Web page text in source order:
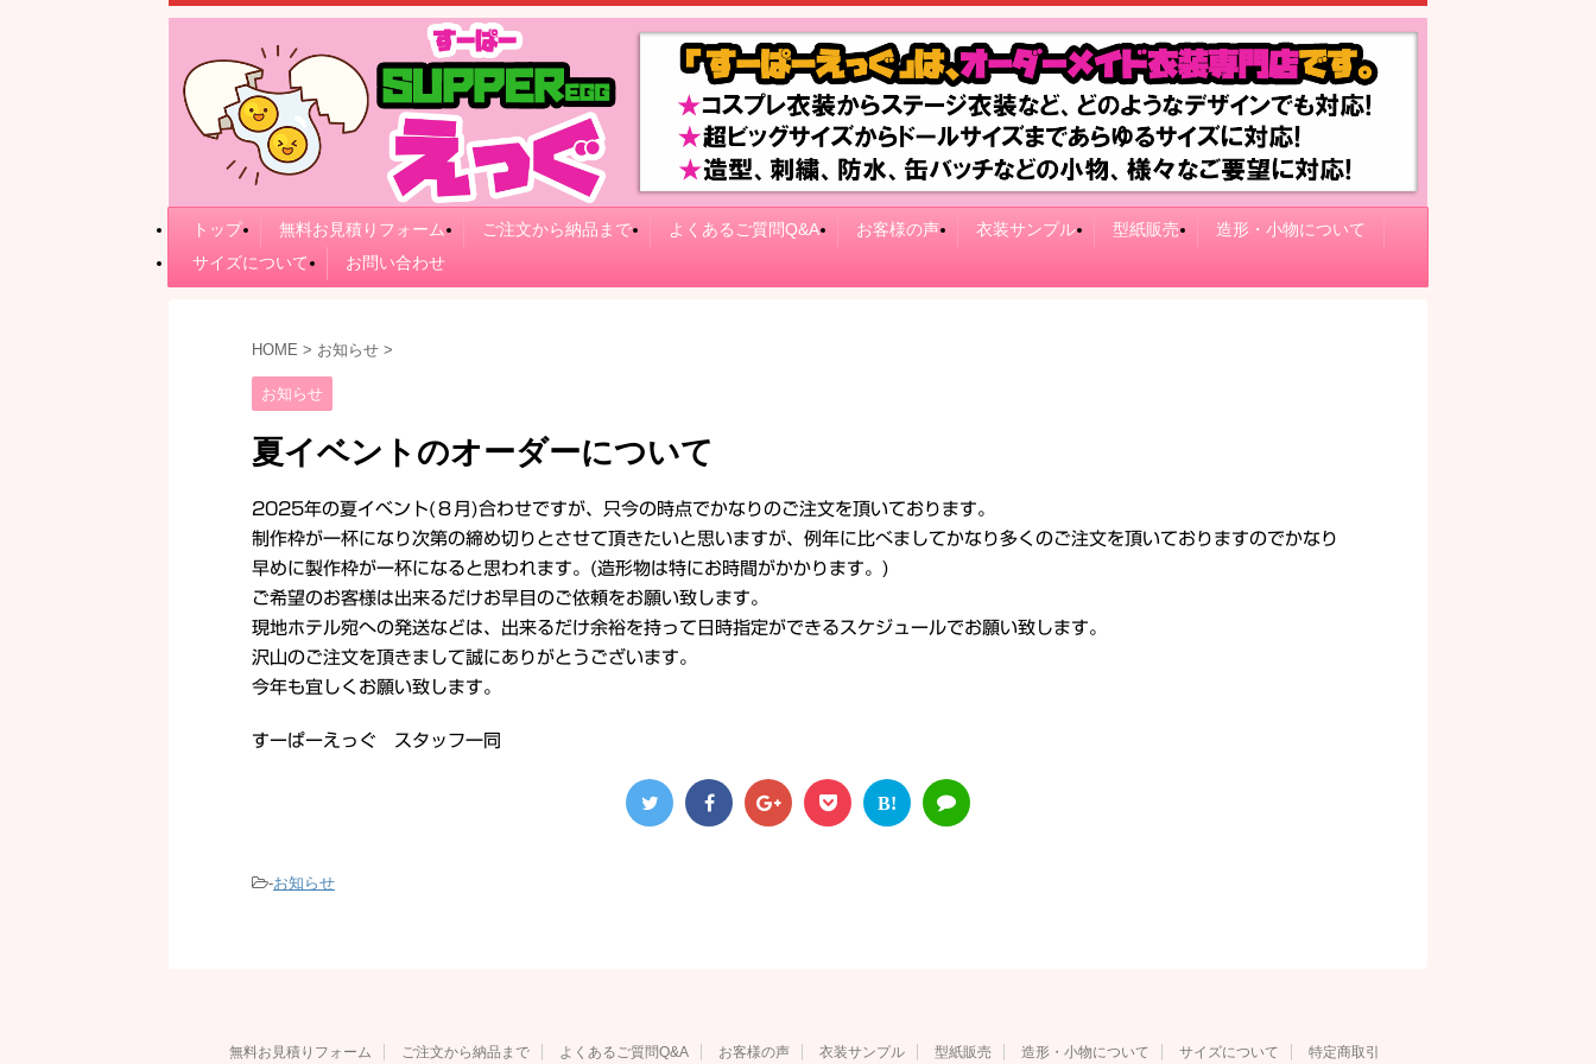
トップ 無料お見積りフォーム ご注文から納品まで よくあるご質問Q&A お客様の声 衣装サンプル 型紙販売
造形・小物について
サイズについて
お問い合わせ
HOME > お知らせ >
お知らせ
夏イベントのオーダーについて
2025年の夏イベント(８月)合わせですが、只今の時点でかなりのご注文を頂いております。
制作枠が一杯になり次第の締め切りとさせて頂きたいと思いますが、例年に比べましてかなり多くのご注文を頂いておりますのでかなり
早めに製作枠が一杯になると思われます。(造形物は特にお時間がかかります。)
ご希望のお客様は出来るだけお早目のご依頼をお願い致します。
現地ホテル宛への発送などは、出来るだけ余裕を持って日時指定ができるスケジュールでお願い致します。
沢山のご注文を頂きまして誠にありがとうございます。
今年も宜しくお願い致します。
すーぱーえっぐ スタッフ一同
B!
-お知らせ
無料お見積りフォーム ご注文から納品まで よくあるご質問Q&A お客様の声 衣装サンプル 型紙販売 造形・小物について サイズについて 特定商取引